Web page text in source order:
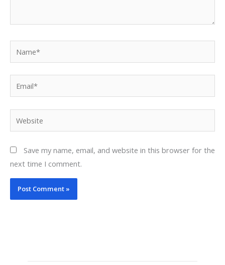
Save my name, email, and website in this browser for the
next time I comment.